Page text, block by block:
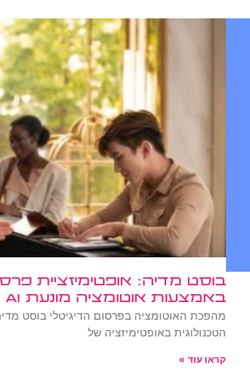
בוסט מדיה: אופטימיזציית
באמצעות אוטומציה מונעת AI
מהפכת האוטומציה בפרסום הדיגיטלי בוסט
הטכנולוגית באופטימיזציה של
קראו עוד »